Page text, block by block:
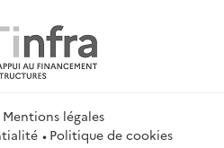
Mentions légales
Politique de cookies